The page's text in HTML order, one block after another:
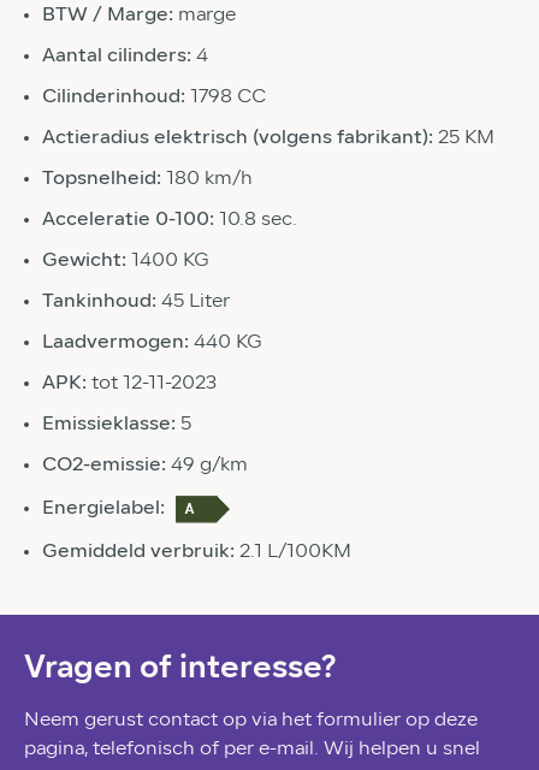
BTW / Marge: marge
Aantal cilinders: 4
Cilinderinhoud: 1798 CC
Actieradius elektrisch (volgens fabrikant): 25 KM
Topsnelheid: 180 km/h
Acceleratie 0-100: 10.8 sec.
Gewicht: 1400 KG
Tankinhoud: 45 Liter
Laadvermogen: 440 KG
APK: tot 12-11-2023
Emissieklasse: 5
CO2-emissie: 49 g/km
Energielabel:
Gemiddeld verbruik: 2.1 L/100KM
Vragen of interesse?
Neem gerust contact op via het formulier op deze
pagina, telefonisch of per e-mail. Wij helpen u snel